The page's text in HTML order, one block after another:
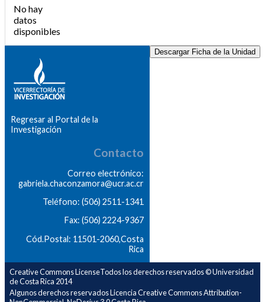
No hay
datos
disponibles
Descargar Ficha de la Unidad
Regresar al Portal de la
Investigación
Contacto
Correo electrónico:
gabriela.chaconzamora@ucr.ac.cr
Teléfono: (506) 2511-1341
Fax: (506) 2224-9367
Cód.Postal: 11501-2060,Costa
Rica
Creative Commons LicenseTodos los derechos reservados © Universidad
de Costa Rica 2014
Algunos derechos reservados Licencia Creative Commons Attribution-